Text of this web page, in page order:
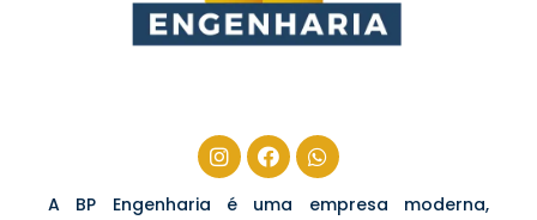
A BP Engenharia é uma empresa moderna,